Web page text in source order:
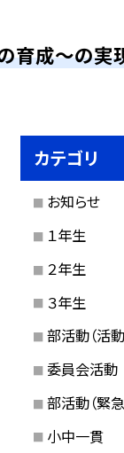
の育成～の
カテゴリ
お知らせ
１年生
２年生
３年生
部活動（活
委員会活動
部活動（緊
小中一貫